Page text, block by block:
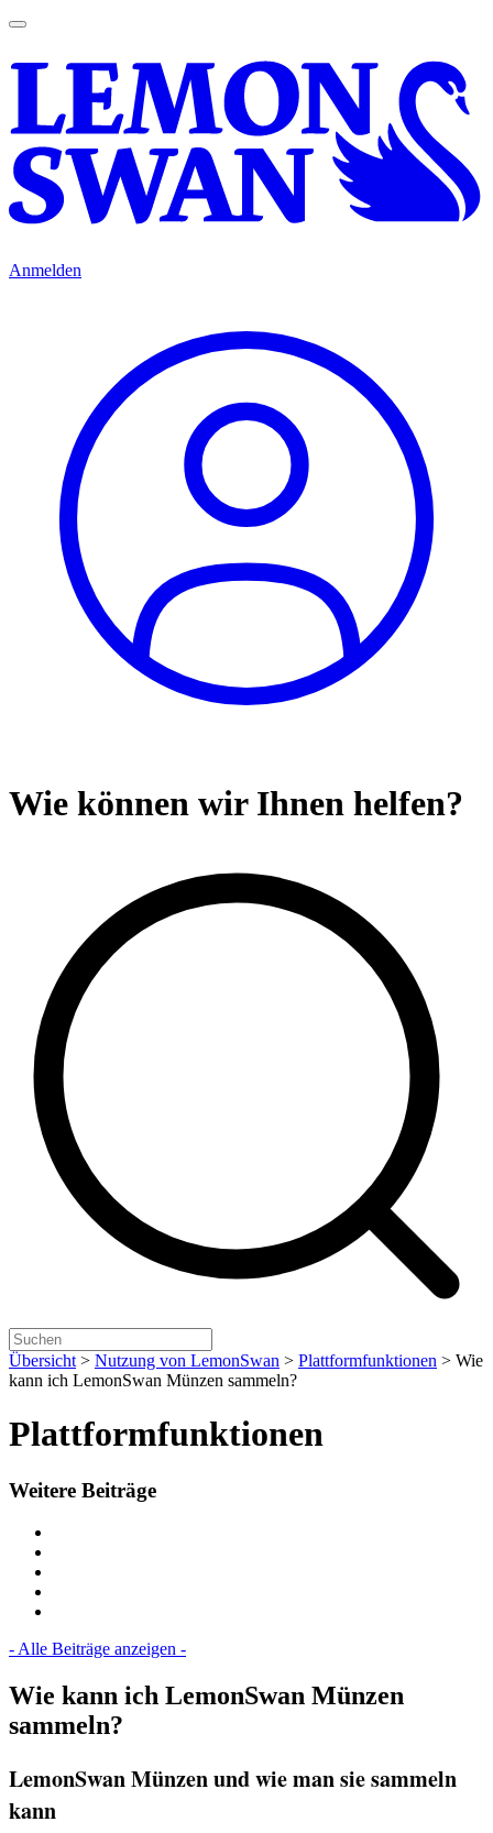
Anmelden
Wie können wir Ihnen helfen?
Übersicht > Nutzung von LemonSwan > Plattformfunktionen > Wie
kann ich LemonSwan Münzen sammeln?
Plattformfunktionen
Weitere Beiträge
- Alle Beiträge anzeigen -
Wie kann ich LemonSwan Münzen
sammeln?
LemonSwan Münzen und wie man sie sammeln
kann